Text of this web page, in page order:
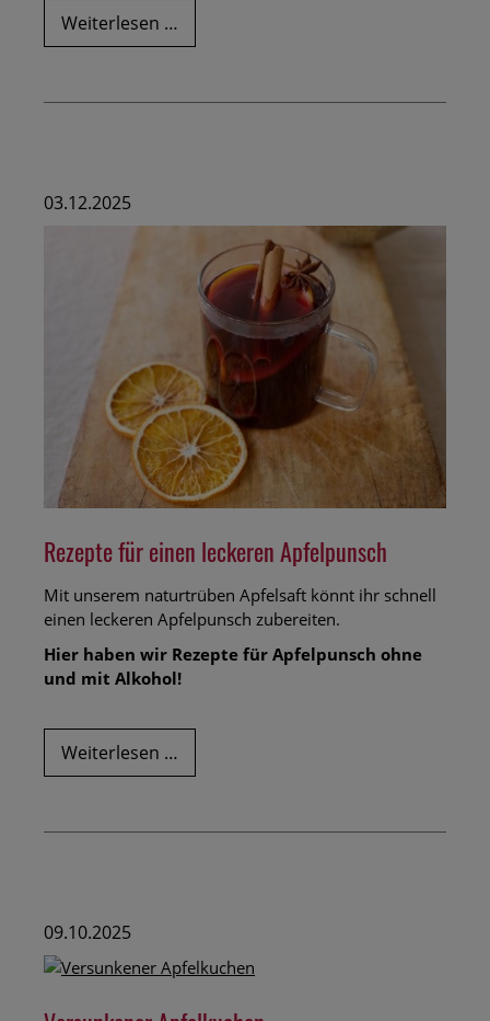
Weiterlesen …
großer
zum
Backen
03.12.2025
Rezepte für einen leckeren Apfelpunsch
Mit unserem naturtrüben Apfelsaft könnt ihr schnell
einen leckeren Apfelpunsch zubereiten.
Hier haben wir Rezepte für Apfelpunsch ohne
und mit Alkohol!
Weiterlesen …
für
09.10.2025